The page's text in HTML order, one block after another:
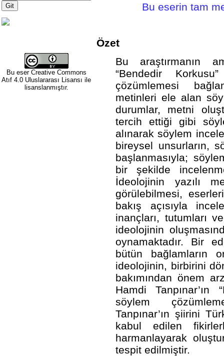
Bu eser Creative Commons
Atıf 4.0 Uluslararası Lisansı ile
lisanslanmıştır.
Bu eserin tam
Özet
Bu araştırmanın
“Bendedir
çözümlemesi
metinleri ele alan
durumlar, metni
tercih ettiği gibi
alınarak söylem
bireysel unsurların,
başlanmasıyla;
bir şekilde
İdeolojinin yazılı
görülebilmesi,
bakış açısıyla
inançları, tutumları
ideolojinin
oynamaktadır. Bir
bütün bağlamların
ideolojinin, birbirini
bakımından önem
Hamdi
söylem
Tanpınar’ın şiirini
kabul edilen
harmanlayarak
tespit edilmiştir.